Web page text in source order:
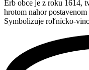
Erb obce je z roku 1614,
hrotom nahor
Symbolizuje roľnícko-